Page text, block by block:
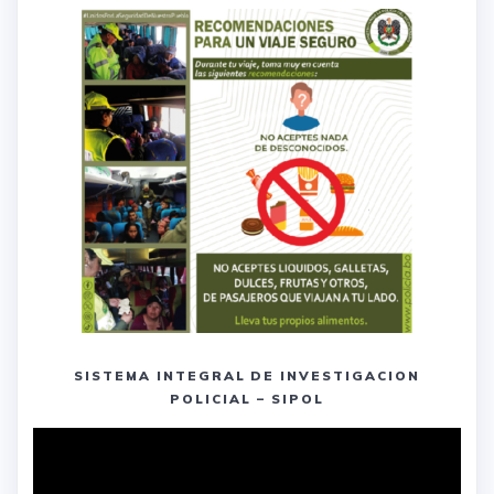
SISTEMA INTEGRAL DE INVESTIGACION
POLICIAL – SIPOL